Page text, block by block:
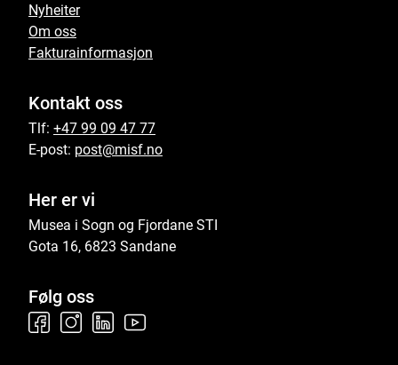
Nyheiter
Om oss
Fakturainformasjon
Kontakt oss
Tlf: +47 99 09 47 77
E-post: post@misf.no
Her er vi
Musea i Sogn og Fjordane STI
Gota 16, 6823 Sandane
Følg oss